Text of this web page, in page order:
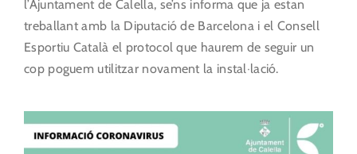
l’Ajuntament de Calella, se’ns informa que ja estan
treballant amb la Diputació de Barcelona i el Consell
Esportiu Català el protocol que haurem de seguir un
cop poguem utilitzar novament la instal·lació.